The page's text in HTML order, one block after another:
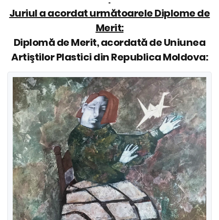
Juriul a acordat următoarele Diplome de
Merit:
Diplomă de Merit, acordată de Uniunea
Artiştilor Plastici din Republica Moldova: